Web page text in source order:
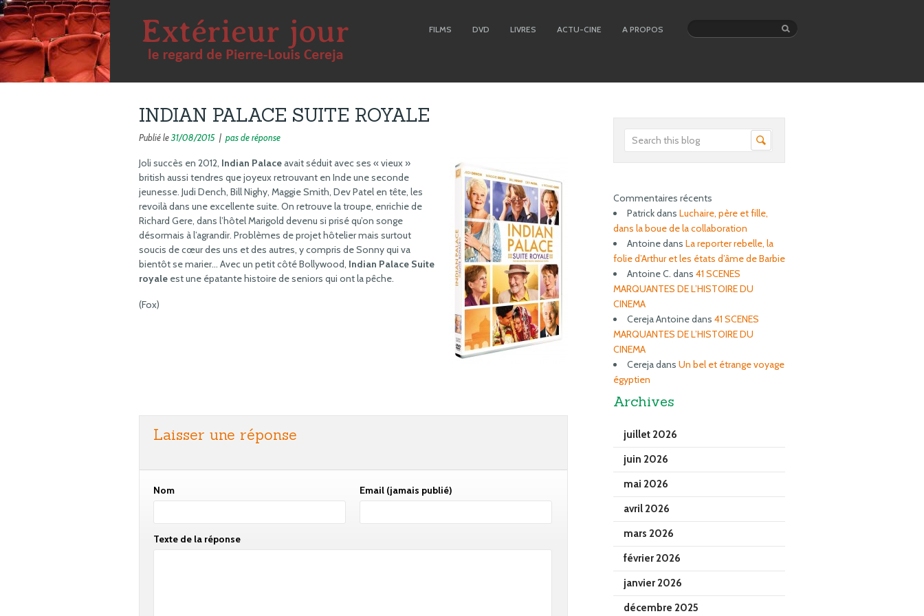
FILMS DVD LIVRES ACTU-CINE A PROPOS
INDIAN PALACE SUITE ROYALE
Publié le31/08/2015 | pas de réponse
Joli succès en 2012, Indian Palaceavait séduit avec ses « vieux »
british aussi tendres que joyeux retrouvant en Inde une seconde
jeunesse. Judi Dench, Bill Nighy, Maggie Smith, Dev Patel en tête, les
revoilà dans une excellente suite. On retrouve la troupe, enrichie de
Richard Gere, dans l’hôtel Marigold devenu si prisé qu’on songe
désormais à l’agrandir. Problèmes de projet hôtelier mais surtout
soucis de cœur des uns et des autres, y compris de Sonny qui va
bientôt se marier… Avec un petit côté Bollywood, Indian Palace Suite
royale est une épatante histoire de seniors qui ont la pêche.
(Fox)
Laisser une réponse
Nom Email (jamais publié)
Texte de la réponse
Commentaires récents
Patrickdans Luchaire, père et fille,
dans la boue de la collaboration
Antoinedans La reporter rebelle, la
folie d’Arthur et les états d’âme de Barbie
Antoine C. dans 41 SCENES
MARQUANTES DE L’HISTOIRE DU
CINEMA
Cereja Antoinedans 41 SCENES
MARQUANTES DE L’HISTOIRE DU
CINEMA
Cerejadans Un bel et étrange voyage
égyptien
Archives
juillet 2026
juin 2026
mai 2026
avril 2026
mars 2026
février 2026
janvier 2026
décembre 2025